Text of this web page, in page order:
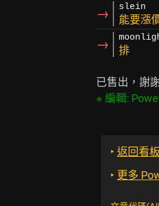
→ slein
能要漲
→ 排
‣ 返回看板
‣ 更多